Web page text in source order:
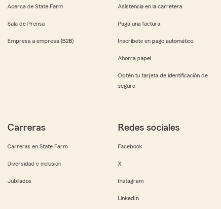
Acerca de State Farm
Sala de Prensa
Empresa a empresa (B2B)
Asistencia en la carretera
Paga una factura
Inscríbete en pago automático
Ahorra papel
Obtén tu tarjeta de identificación de
seguro
Carreras
Carreras en State Farm
Diversidad e inclusión
Jubilados
Redes sociales
Facebook
X
Instagram
LinkedIn